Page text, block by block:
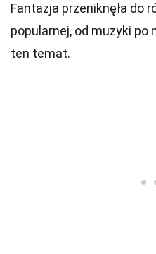
Fantazja przeniknęła do
popularnej, od muzyki po
ten temat.